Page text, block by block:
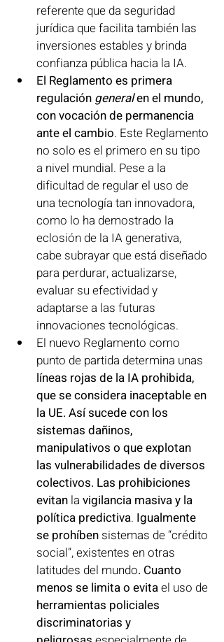
referente que da seguridad
jurídica que facilita también las
inversiones estables y brinda
confianza pública hacia la IA.
El Reglamento es primera
regulación general en el mundo,
con vocación de permanencia
ante el cambio. Este Reglamento
no solo es el primero en su tipo
a nivel mundial. Pese a la
dificultad de regular el uso de
una tecnología tan innovadora,
como lo ha demostrado la
eclosión de la IA generativa,
cabe subrayar que está diseñado
para perdurar, actualizarse,
evaluar su efectividad y
adaptarse a las futuras
innovaciones tecnológicas.
El nuevo Reglamento como
punto de partida determina unas
líneas rojas de la IA prohibida,
que se considera inaceptable en
la UE. Así sucede con los
sistemas dañinos,
manipulativos o que explotan
las vulnerabilidades de diversos
colectivos. Las prohibiciones
evitan la vigilancia masiva y la
política predictiva. Igualmente
se prohíben sistemas de “crédito
social”, existentes en otras
latitudes del mundo. Cuanto
menos se limita o evita el uso de
herramientas policiales
discriminatorias y